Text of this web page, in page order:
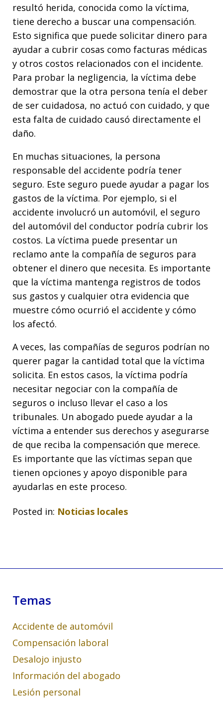
resultó herida, conocida como la víctima,
tiene derecho a buscar una compensación.
Esto significa que puede solicitar dinero para
ayudar a cubrir cosas como facturas médicas
y otros costos relacionados con el incidente.
Para probar la negligencia, la víctima debe
demostrar que la otra persona tenía el deber
de ser cuidadosa, no actuó con cuidado, y que
esta falta de cuidado causó directamente el
daño.
En muchas situaciones, la persona
responsable del accidente podría tener
seguro. Este seguro puede ayudar a pagar los
gastos de la víctima. Por ejemplo, si el
accidente involucró un automóvil, el seguro
del automóvil del conductor podría cubrir los
costos. La víctima puede presentar un
reclamo ante la compañía de seguros para
obtener el dinero que necesita. Es importante
que la víctima mantenga registros de todos
sus gastos y cualquier otra evidencia que
muestre cómo ocurrió el accidente y cómo
los afectó.
A veces, las compañías de seguros podrían no
querer pagar la cantidad total que la víctima
solicita. En estos casos, la víctima podría
necesitar negociar con la compañía de
seguros o incluso llevar el caso a los
tribunales. Un abogado puede ayudar a la
víctima a entender sus derechos y asegurarse
de que reciba la compensación que merece.
Es importante que las víctimas sepan que
tienen opciones y apoyo disponible para
ayudarlas en este proceso.
Posted in: Noticias locales
Temas
Accidente de automóvil
Compensación laboral
Desalojo injusto
Información del abogado
Lesión personal